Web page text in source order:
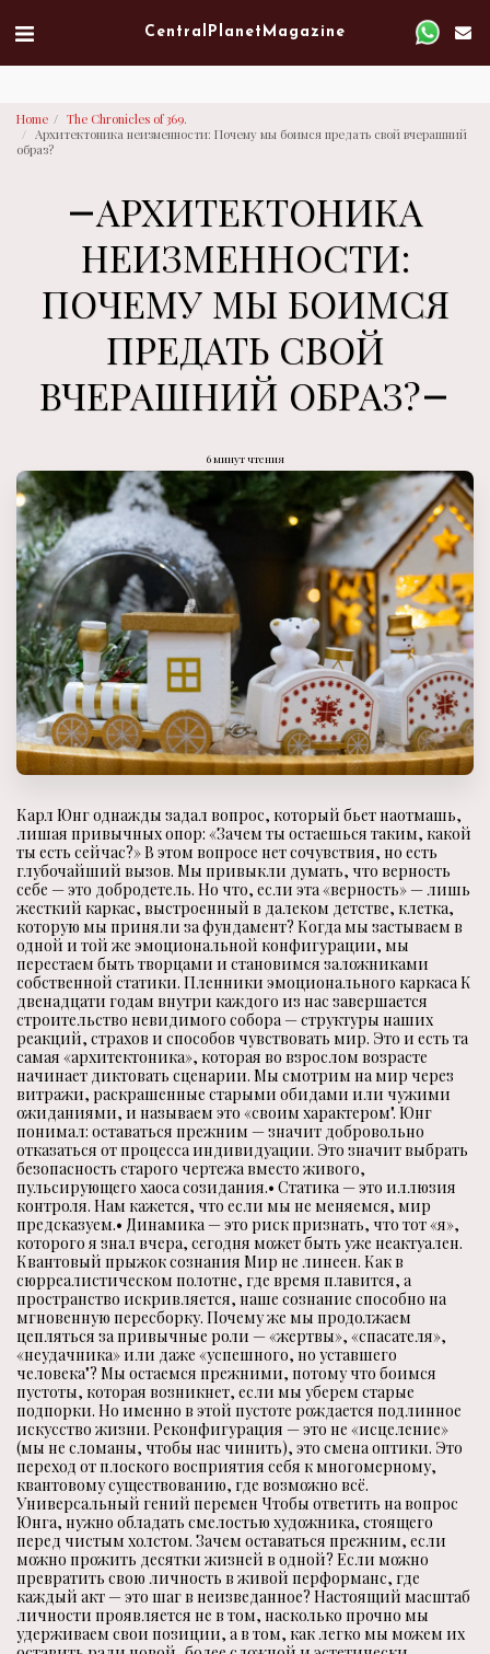
Central Planet Magazine
Home
The Chronicles of 369.
Архитектоника неизменности: Почему мы боимся предать свой вчерашний
образ?
АРХИТЕКТОНИКА
НЕИЗМЕННОСТИ:
ПОЧЕМУ МЫ БОИМСЯ
ПРЕДАТЬ СВОЙ
ВЧЕРАШНИЙ ОБРАЗ?
6 минут чтения
Карл Юнг однажды задал вопрос, который бьет наотмашь,
лишая привычных опор: «Зачем ты остаешься таким, какой
ты есть сейчас?» В этом вопросе нет сочувствия, но есть
глубочайший вызов. Мы привыкли думать, что верность
себе — это добродетель. Но что, если эта «верность» — лишь
жесткий каркас, выстроенный в далеком детстве, клетка,
которую мы приняли за фундамент? Когда мы застываем в
одной и той же эмоциональной конфигурации, мы
перестаем быть творцами и становимся заложниками
собственной статики. Пленники эмоционального каркаса К
двенадцати годам внутри каждого из нас завершается
строительство невидимого собора — структуры наших
реакций, страхов и способов чувствовать мир. Это и есть та
самая «архитектоника», которая во взрослом возрасте
начинает диктовать сценарии. Мы смотрим на мир через
витражи, раскрашенные старыми обидами или чужими
ожиданиями, и называем это «своим характером". Юнг
понимал: оставаться прежним — значит добровольно
отказаться от процесса индивидуации. Это значит выбрать
безопасность старого чертежа вместо живого,
пульсирующего хаоса созидания.• Статика — это иллюзия
контроля. Нам кажется, что если мы не меняемся, мир
предсказуем.• Динамика — это риск признать, что тот «я»,
которого я знал вчера, сегодня может быть уже неактуален.
Квантовый прыжок сознания Мир не линеен. Как в
сюрреалистическом полотне, где время плавится, а
пространство искривляется, наше сознание способно на
мгновенную пересборку. Почему же мы продолжаем
цепляться за привычные роли — «жертвы», «спасателя»,
«неудачника» или даже «успешного, но уставшего
человека"? Мы остаемся прежними, потому что боимся
пустоты, которая возникнет, если мы уберем старые
подпорки. Но именно в этой пустоте рождается подлинное
искусство жизни. Реконфигурация — это не «исцеление»
(мы не сломаны, чтобы нас чинить), это смена оптики. Это
переход от плоского восприятия себя к многомерному,
квантовому существованию, где возможно всё.
Универсальный гений перемен Чтобы ответить на вопрос
Юнга, нужно обладать смелостью художника, стоящего
перед чистым холстом. Зачем оставаться прежним, если
можно прожить десятки жизней в одной? Если можно
превратить свою личность в живой перформанс, где
каждый акт — это шаг в неизведанное? Настоящий масштаб
личности проявляется не в том, насколько прочно мы
удерживаем свои позиции, а в том, как легко мы можем их